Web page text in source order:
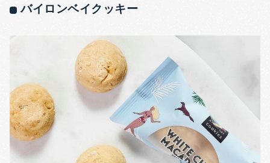
バイロンベイクッキー